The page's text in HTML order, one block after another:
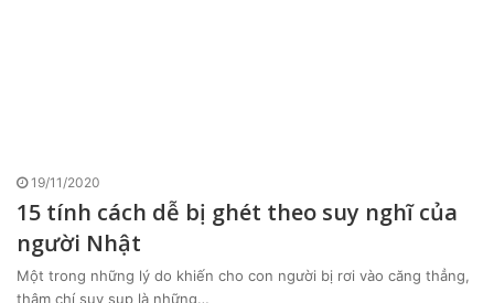
19/11/2020
15 tính cách dễ bị ghét theo suy nghĩ của
người Nhật
Một trong những lý do khiến cho con người bị rơi vào căng thẳng,
thậm chí suy sụp là những…